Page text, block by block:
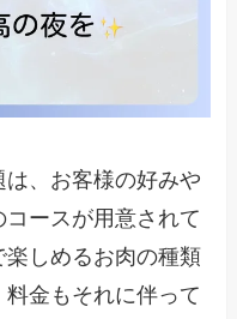
、お客様の好みや
ースが用意されて
しめるお肉の種類
金もそれに伴って